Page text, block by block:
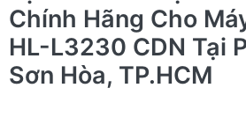
Chính Hãng Cho
HL-L3230 CDN Tại
Sơn Hòa, TP.HCM